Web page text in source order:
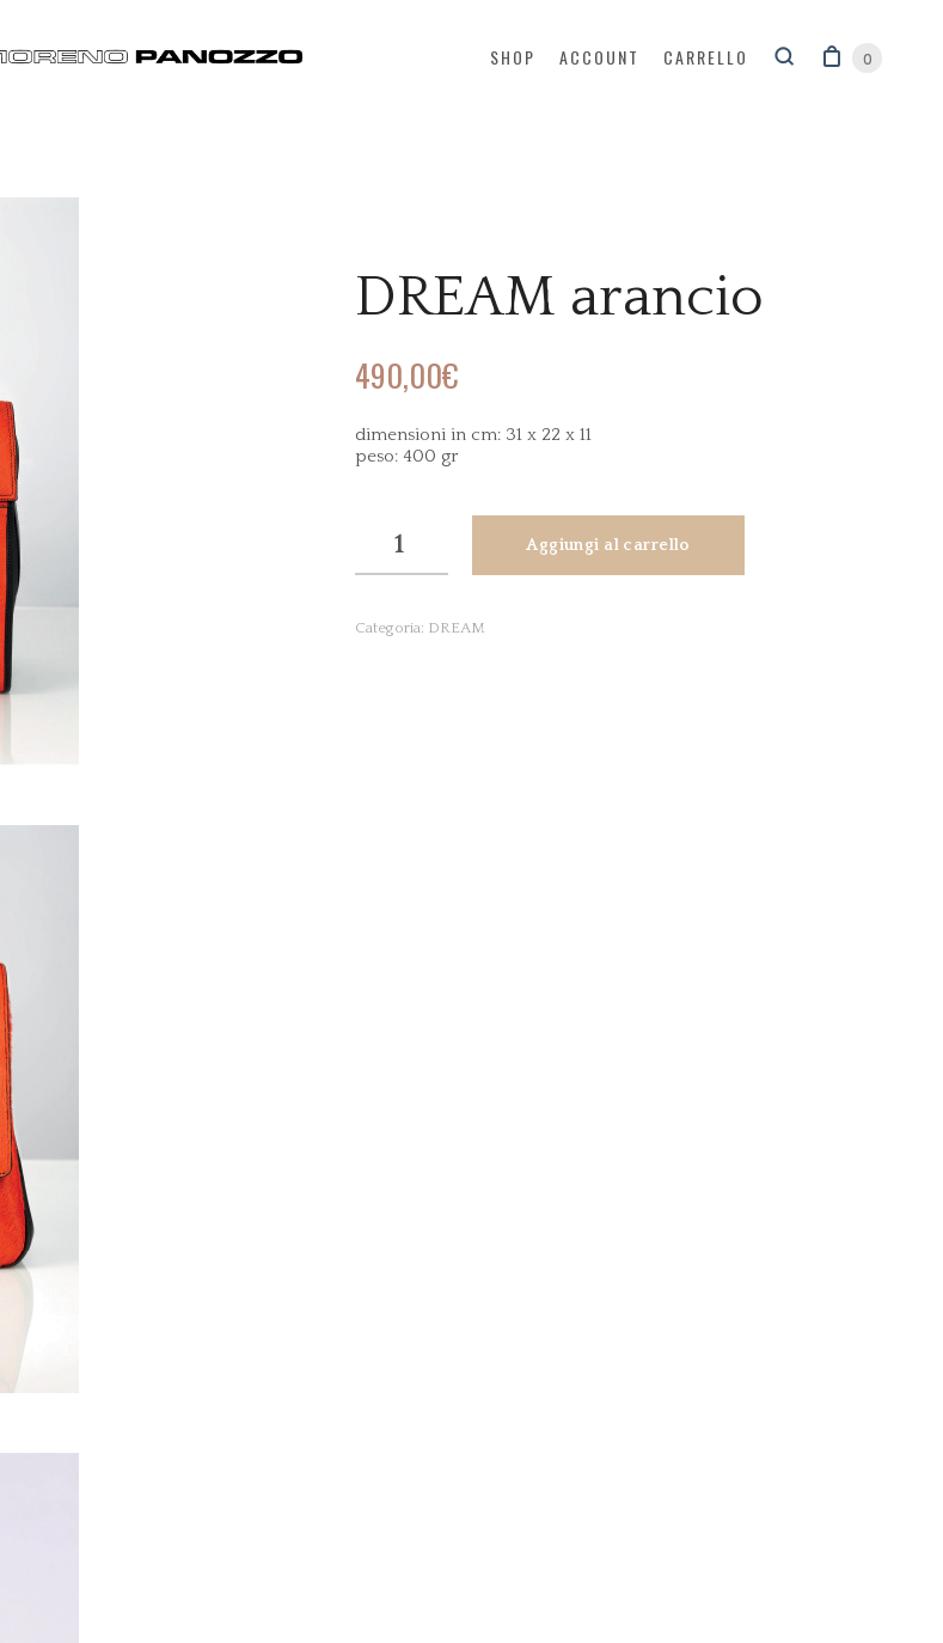
SHOP ACCOUNT CARRELLO 0
DREAM arancio
490,00€
dimensioni in cm: 31 x 22 x 11
peso: 400 gr
DREAM
Aggiungi al carrello
Categoria: DREAM